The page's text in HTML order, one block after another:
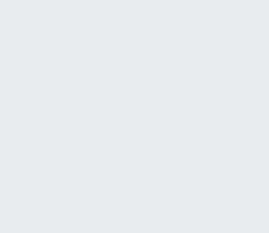
noii aplicații
duce de fapt la